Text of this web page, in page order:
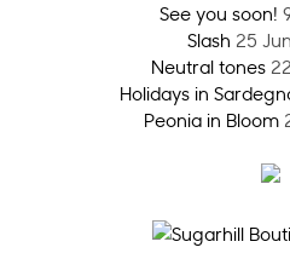
See you soon!
Slash 25
Neutral tones
Holidays in
Peonia in Bloom